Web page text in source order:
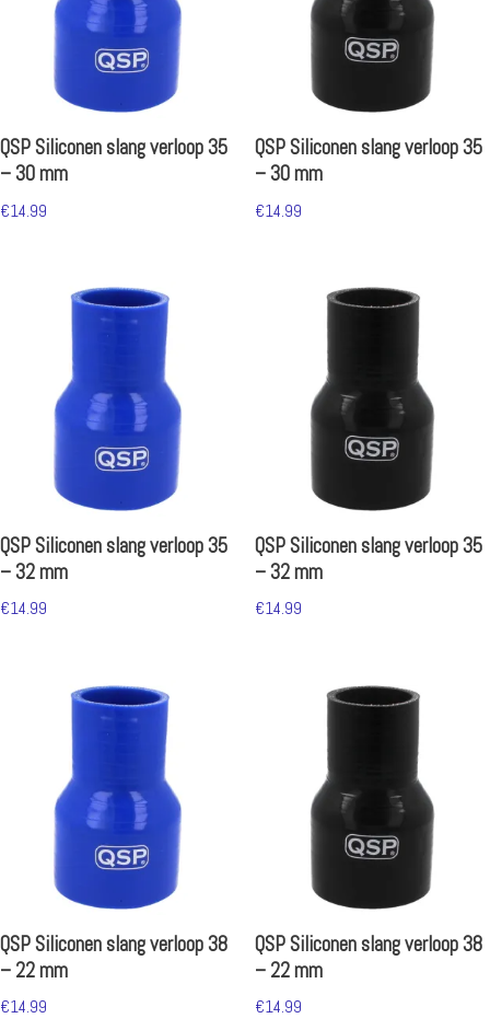
QSP Siliconen slang verloop 35
– 30 mm
€14.99
QSP Siliconen slang verloop 35
– 30 mm
€14.99
QSP Siliconen slang verloop 35
– 32 mm
€14.99
QSP Siliconen slang verloop 35
– 32 mm
€14.99
QSP Siliconen slang verloop 38
– 22 mm
€14.99
QSP Siliconen slang verloop 38
– 22 mm
€14.99